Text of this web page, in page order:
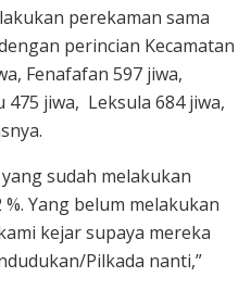
perekaman sama
perincian Kecamatan
Fenafafan 597 jiwa,
475 jiwa, Leksula 684 jiwa,
sudah melakukan
Yang belum melakukan
kejar supaya mereka
Pilkada nanti,”